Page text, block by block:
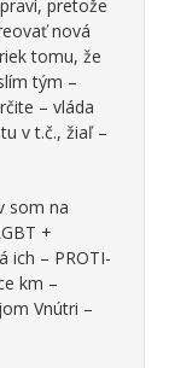
pretože
nová
tomu, že
tým –
– vláda
v t.č., žiaľ –
som na
+
ich – PROTI-
km –
Vnútri –